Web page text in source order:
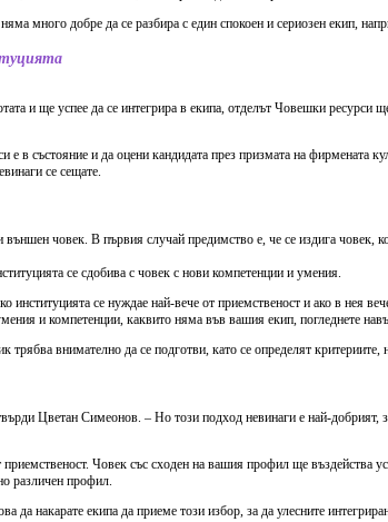
много добре да се разбира с един спокоен и сериозен екип,
и ще успее да се интегрира в екипа, отделът Човешки
състояние и да оцени кандидата през призмата на фирмената
се сещате.
човек. В първия случай предимство е, че се издига
се сдобива с човек с нови компетенции и умения.
институцията се нуждае най-вече от приемственост и ако в нея
и компетенции, каквито няма във вашия екип, погледнете
трябва внимателно да се подготви, като се определят
Цветан Симеонов. – Но този подход невинаги е най-
Човек със сходен на вашия профил ще въздейства
различен профил.
да накарате екипа да приеме този избор, за да улесните